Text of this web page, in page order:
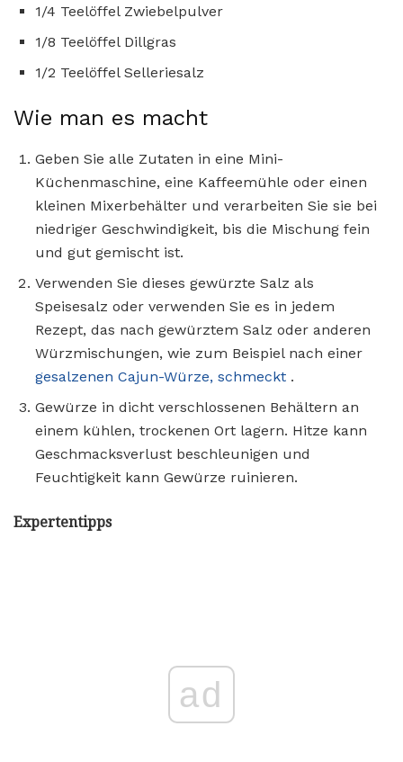
1/4 Teelöffel Zwiebelpulver
1/8 Teelöffel Dillgras
1/2 Teelöffel Selleriesalz
Wie man es macht
Geben Sie alle Zutaten in eine Mini-
Küchenmaschine, eine Kaffeemühle oder einen
kleinen Mixerbehälter und verarbeiten Sie sie bei
niedriger Geschwindigkeit, bis die Mischung fein
und gut gemischt ist.
Verwenden Sie dieses gewürzte Salz als
Speisesalz oder verwenden Sie es in jedem
Rezept, das nach gewürztem Salz oder anderen
Würzmischungen, wie zum Beispiel nach einer
gesalzenen Cajun-Würze, schmeckt .
Gewürze in dicht verschlossenen Behältern an
einem kühlen, trockenen Ort lagern. Hitze kann
Geschmacksverlust beschleunigen und
Feuchtigkeit kann Gewürze ruinieren.
Expertentipps
ad